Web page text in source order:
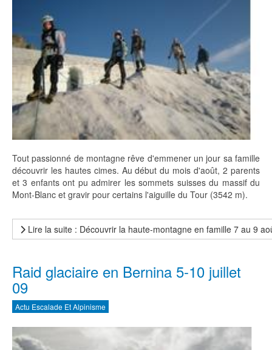
Tout passionné de montagne rêve d'emmener un jour sa famille
découvrir les hautes cimes. Au début du mois d'août, 2 parents
et 3 enfants ont pu admirer les sommets suisses du massif du
Mont-Blanc et gravir pour certains l'aiguille du Tour (3542 m).
Lire la suite : Découvrir la haute-montagne en famille 7 au 9
Raid glaciaire en Bernina 5-10 juillet
09
Actu Escalade Et Alpinisme